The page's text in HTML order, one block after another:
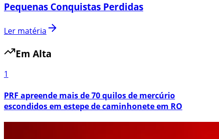
Pequenas Conquistas Perdidas
Ler matéria
Em Alta
1
PRF apreende mais de 70 quilos de mercúrio
escondidos em estepe de caminhonete em RO